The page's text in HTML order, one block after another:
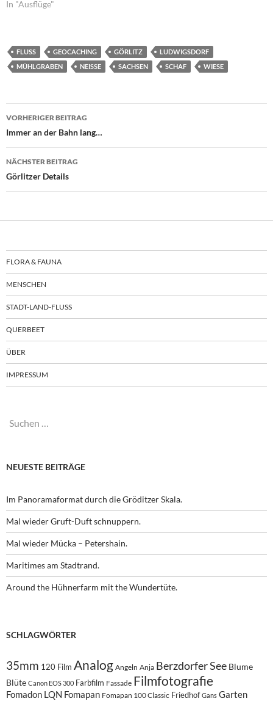
In "Ausflüge"
FLUSS GEOCACHING GÖRLITZ
LUDWIGSDORF
MÜHLGRABEN
NEISSE SACHSEN SCHAF WIESE
Beitragsnavigation
VORHERIGER BEITRAG
Immer an der Bahn lang…
NÄCHSTER BEITRAG
Görlitzer Details
FLORA & FAUNA
MENSCHEN
STADT-LAND-FLUSS
QUERBEET
ÜBER
IMPRESSUM
Suchen
NEUESTE BEITRÄGE
Im Panoramaformat durch die Gröditzer Skala.
Mal wieder Gruft-Duft schnuppern.
Mal wieder Mücka – Petershain.
Maritimes am Stadtrand.
Around the Hühnerfarm mit the Wundertüte.
SCHLAGWÖRTER
35mm 120 Film Analog Angeln Anja Berzdorfer See Blume
Blüte Canon EOS 300 Farbfilm Fassade Filmfotografie
Fomadon LQN Fomapan Fomapan 100 Classic Friedhof Gans Garten